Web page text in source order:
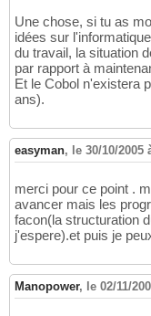
Une chose, si tu as
idées sur
du travail, la situation
par rapport à
Et le Cobol n'existera
ans).
easyman, le 30/10/2005
merci pour ce point .
avancer mais les
facon(la structuration
j'espere).et puis je
Manopower, le 02/11/